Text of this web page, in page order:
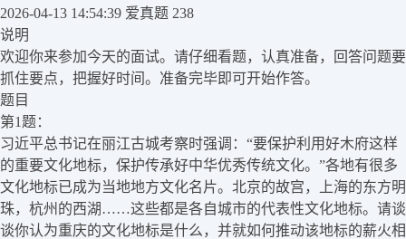
2026-04-13 14:54:39 爱真题 238
说明
欢迎你来参加今天的面试。请仔细看题，认真准备，回答问题要
抓住要点，把握好时间。准备完毕即可开始作答。
题目
第1题：
习近平总书记在丽江古城考察时强调：“要保护利用好木府这样
的重要文化地标，保护传承好中华优秀传统文化。”各地有很多
文化地标已成为当地地方文化名片。北京的故宫，上海的东方明
珠，杭州的西湖……这些都是各自城市的代表性文化地标。请谈
谈你认为重庆的文化地标是什么，并就如何推动该地标的薪火相